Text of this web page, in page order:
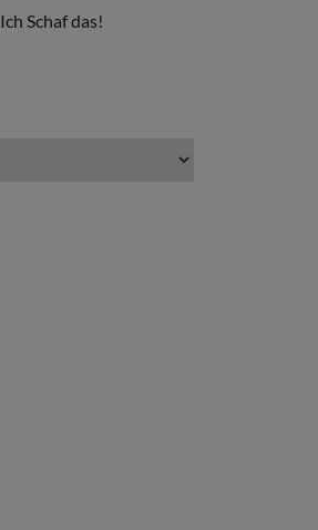
Ich Schaf das!